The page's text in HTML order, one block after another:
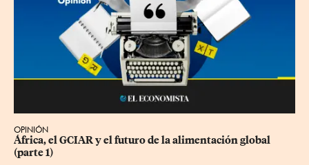
OPINIÓN
África, el GCIAR y el futuro de la alimentación global
(parte 1)